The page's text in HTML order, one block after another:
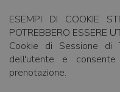
ESEMPI DI COOKIE
POTREBBERO ESSERE
Cookie di Sessione di
dell'utente e
prenotazione.